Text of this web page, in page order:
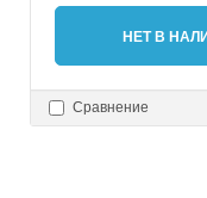
НЕТ В
Сравнение